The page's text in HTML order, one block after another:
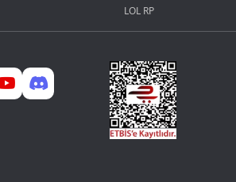
LOL RP